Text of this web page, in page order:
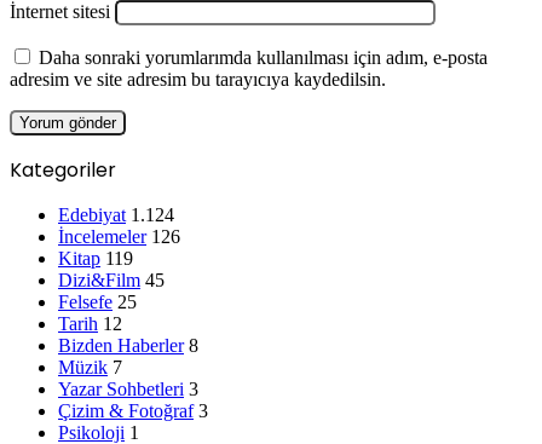
İnternet sitesi
Daha sonraki yorumlarımda kullanılması için adım, e-posta
adresim ve site adresim bu tarayıcıya kaydedilsin.
Kategoriler
Edebiyat 1.124
İncelemeler 126
Kitap 119
Dizi&Film 45
Felsefe 25
Tarih 12
Bizden Haberler 8
Müzik 7
Yazar Sohbetleri 3
Çizim & Fotoğraf 3
Psikoloji 1